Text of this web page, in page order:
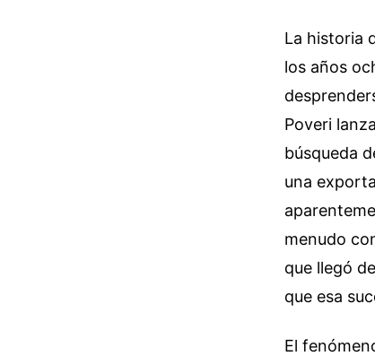
La historia
los años
Poveri
búsqueda
una
menudo
que llegó
que esa
El